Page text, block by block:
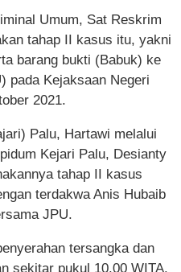
Umum, Sat Reskrim
tahap II kasus itu, yakni
barang bukti (Babuk) ke
pada Kejaksaan Negeri
2021.
Palu, Hartawi melalui
Kejari Palu, Desianty
tahap II kasus
terdakwa Anis Hubaib
JPU.
tersangka dan
sekitar pukul 10.00 WITA.